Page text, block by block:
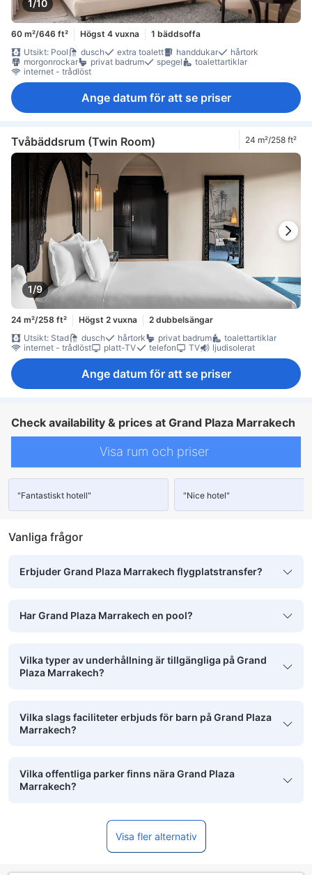
1/10
60 m²/646 ft² Högst 4 vuxna
1 bäddsoffa
Utsikt: Pool
dusch extra toalett handdukar
hårtork
morgonrockar
privat badrum spegel
toalettartiklar
internet - trådlöst
Ange datum för att se priser
Tvåbäddsrum (Twin Room) 24 m²/258 ft²
1/9
24 m²/258 ft² Högst 2 vuxna
2 dubbelsängar
Utsikt: Stad
dusch hårtork privat badrum
toalettartiklar
internet - trådlöst
platt-TV telefon TV ljudisolerat
Ange datum för att se priser
Check availability & prices at Grand Plaza Marrakech
Visa rum och priser
"Fantastiskt hotell" "Nice hotel"
Vanliga frågor
Erbjuder Grand Plaza Marrakech flygplatstransfer?
Har Grand Plaza Marrakech en pool?
Vilka typer av underhållning är tillgängliga på Grand
Plaza Marrakech?
Vilka slags faciliteter erbjuds för barn på Grand Plaza
Marrakech?
Vilka offentliga parker finns nära Grand Plaza
Marrakech?
Visa fler alternativ